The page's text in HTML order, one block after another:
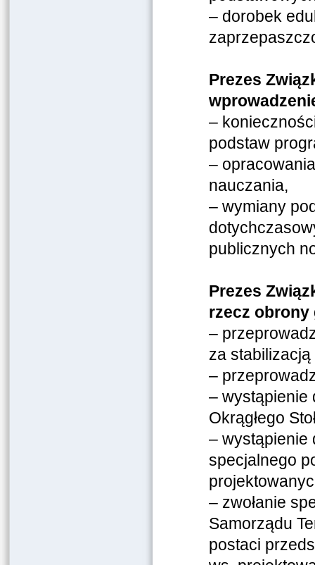
– dorobek
Prezes
–
podstaw
–
nauczania,
– wymiany
publicznych
Prezes
rzecz obrony
–
za stabilizacją
–
– wystąpienie
Okrągłego
– wystąpienie
specjalnego
– zwołanie
Samorządu
postaci